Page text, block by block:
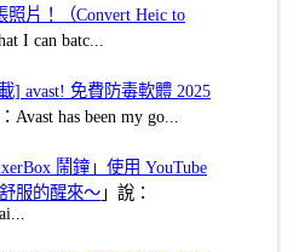
片！（Convert Heic to
I can batc...
] avast! 免費防毒軟體 2025
Avast has been my go...
鬧鐘」使用 YouTube
服的醒來～ 」說：